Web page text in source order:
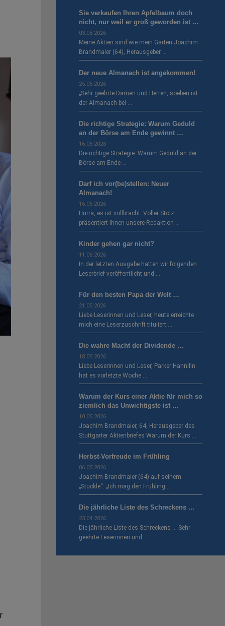
Sie verkaufen Ihren Apfelbaum doch
nicht, nur weil er groß geworden ist …
03.08.2026
Meine Aktien sind wie mein Garten Joachim
Brandmaier (64), Herausgeber …
Der neue Almanach ist angekommen!
25.06.2026
„Sehr geehrte Damen und Herren, soeben ist
der Almanach bei …
Die richtige Strategie: Warum Geduld
an der Börse am Ende gewinnt …
16.06.2026
Die richtige Strategie: Warum Geduld an der
Börse am Ende …
Darf ich vor(be)stellen: Neuer
Almanach!
16.06.2026
Hurra, es ist vollbracht: Voller Stolz
präsentiert Ihnen unsere Redaktion …
Kinder gehen gar nicht?
11.06.2026
In der letzten Ausgabe hatten wir folgenden
Leserbrief veröffentlicht und …
Für den besten Papa der Welt …
21.05.2026
Liebe Leserinnen und Leser, heute erreichte
mich eine Leserzuschrift tituliert …
Die wahre Macht der Dividende …
18.05.2026
Liebe Leserinnen und Leser, Parker Hannifin
hat es vorletzte Woche …
Warum der Kurs einer Aktie für mich so
ziemlich das Unwichtigste ist …
10.05.2026
Joachim Brandmaier, 64, Herausgeber des
Stuttgarter Aktienbriefes Warum der Kurs …
Herbst-Vorfreude im Frühling
06.05.2026
Joachim Brandmaier (64) auf seinem
„Stückle“: „Ich mag den Frühling …
Die jährliche Liste des Schreckens …
23.04.2026
Die jährliche Liste des Schreckens … Sehr
geehrte Leserinnen und …